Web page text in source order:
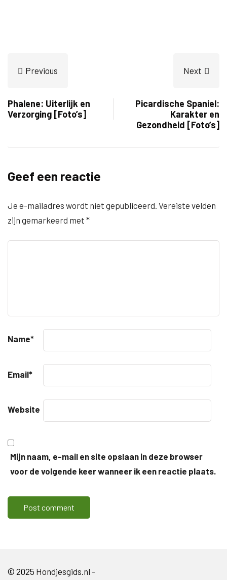
Previous
Phalene: Uiterlijk en
Verzorging [Foto’s]
Next
Picardische Spaniel:
Karakter en
Gezondheid [Foto’s]
Geef een reactie
Je e-mailadres wordt niet gepubliceerd. Vereiste velden
zijn gemarkeerd met *
Name*
Email*
Website
Mijn naam, e-mail en site opslaan in deze browser
voor de volgende keer wanneer ik een reactie plaats.
© 2025 Hondjesgids.nl -